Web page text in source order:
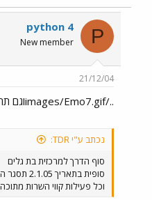
P
python 4
New member
21/12/04
../images/Emo7.gifוגם תחנת הרכבת כבר לא מרכזית..
נכתב ע"י TDR:
סוף הדרך למרכזית בת גלים
וכל פעילות קווי השרות